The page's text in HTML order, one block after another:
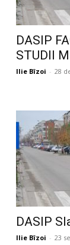
DASIP
STUDII
Ilie Bîzoi - 28
DASIP
Ilie Bîzoi - 23